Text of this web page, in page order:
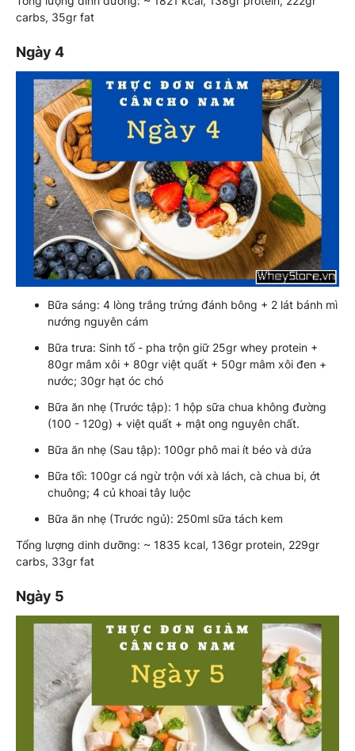
carbs, 35gr fat
Ngày 4
Bữa sáng: 4 lòng trắng trứng đánh bông + 2 lát bánh mì
nướng nguyên cám
Bữa trưa: Sinh tố - pha trộn giữ 25gr whey protein +
80gr mâm xôi + 80gr việt quất + 50gr mâm xôi đen +
nước; 30gr hạt óc chó
Bữa ăn nhẹ (Trước tập): 1 hộp sữa chua không đường
(100 - 120g) + việt quất + mật ong nguyên chất.
Bữa ăn nhẹ (Sau tập): 100gr phô mai ít béo và dứa
Bữa tối: 100gr cá ngừ trộn với xà lách, cà chua bi, ớt
chuông; 4 củ khoai tây luộc
Bữa ăn nhẹ (Trước ngủ): 250ml sữa tách kem
Tổng lượng dinh dưỡng: ~ 1835 kcal, 136gr protein, 229gr
carbs, 33gr fat
Ngày 5